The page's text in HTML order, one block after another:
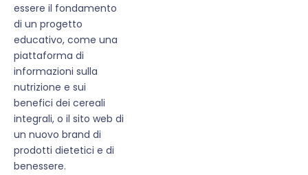
essere il fondamento
di un progetto
educativo, come una
piattaforma di
informazioni sulla
nutrizione e sui
benefici dei cereali
integrali, o il sito web di
un nuovo brand di
prodotti dietetici e di
benessere.